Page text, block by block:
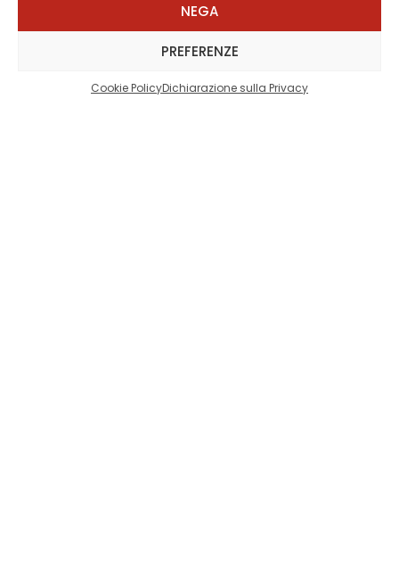
NEGA
PREFERENZE
Cookie PolicyDichiarazione sulla Privacy
O
5
0
4
11.
30